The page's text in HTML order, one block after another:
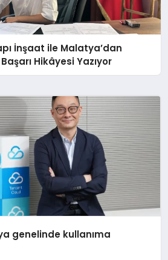
İnşaat ile Malatya’dan
Hikâyesi Yazıyor
genelinde kullanıma